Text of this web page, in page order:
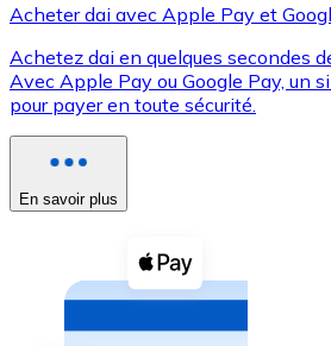
XRP
XRP
Voir toutes
Coupons crypto
Achetez des cryptomonnaies
Acheter avec espèces
Acheter dai avec Apple Pay et
Achetez dai en quelques secondes
Avec Apple Pay ou Google Pay, un
pour payer en toute sécurité.
En savoir plus